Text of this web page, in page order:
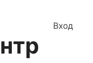
Вход